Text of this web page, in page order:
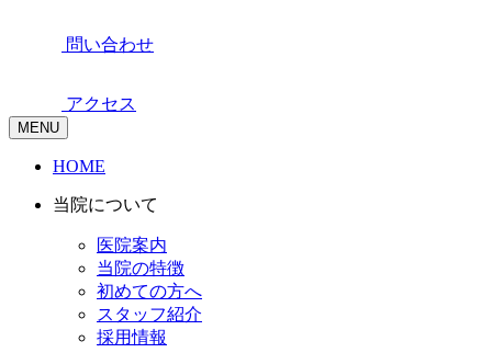
問い合わせ
アクセス
MENU
HOME
当院について
医院案内
当院の特徴
初めての方へ
スタッフ紹介
採用情報